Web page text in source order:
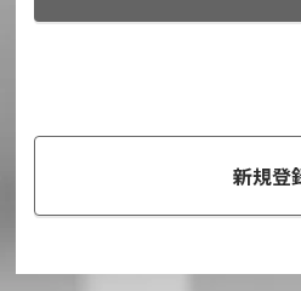
新規登